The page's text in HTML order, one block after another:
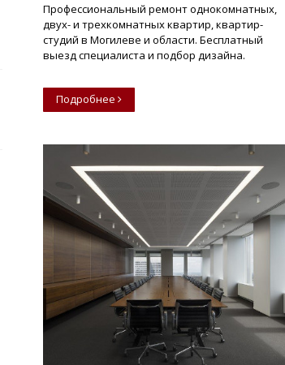
Профессиональный ремонт однокомнатных,
двух- и трехкомнатных квартир, квартир-
студий в Могилеве и области. Бесплатный
выезд специалиста и подбор дизайна.
Подробнее